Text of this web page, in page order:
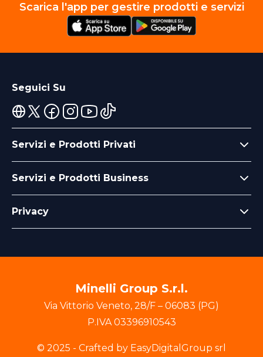
Scarica l'app per gestire prodotti e servizi
Seguici Su
Servizi e Prodotti Privati
Servizi e Prodotti Business
Privacy
Minelli Group S.r.l.
Via Vittorio Veneto, 28/F – 06083 (PG)
P.IVA03396910543
© 2025 - Crafted by EasyDigitalGroup srl